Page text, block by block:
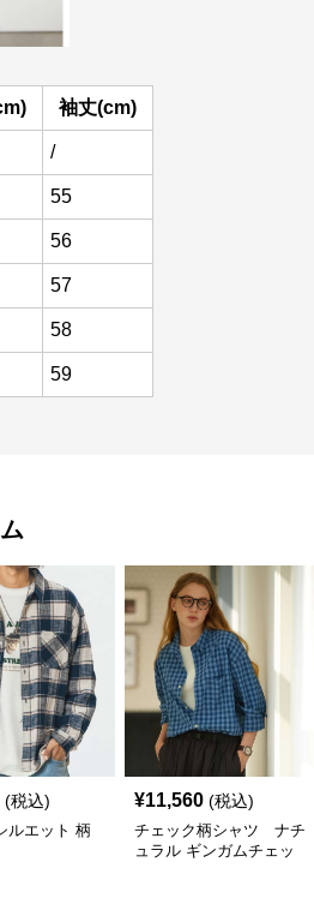
袖丈(cm)
/
55
56
57
58
59
(税込)
ルエット 柄
¥11,560 (税込)
チェック柄シャツ ナチ
ュラル ギンガムチェッ